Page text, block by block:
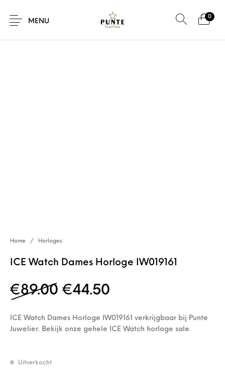
MENU
0
SALE!
Home / Horloges
ICE Watch Dames Horloge IW019161
€89.00 Oorspronkelijke prijs
€44.50
ICE Watch Dames Horloge IW019161 verkrijgbaar bij Punte
Juwelier. Bekijk onze gehele ICE Watch horloge sale.
Uitverkocht